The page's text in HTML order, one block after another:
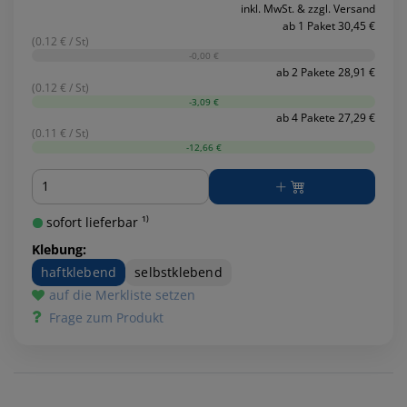
inkl. MwSt. & zzgl. Versand
ab 1 Paket 30,45 €
(0.12 € / St)
-0,00 €
ab 2 Pakete 28,91 €
(0.12 € / St)
-3,09 €
ab 4 Pakete 27,29 €
(0.11 € / St)
-12,66 €
Menge
sofort lieferbar ¹⁾
Klebung:
haftklebend
selbstklebend
auf die Merkliste setzen
Frage zum Produkt